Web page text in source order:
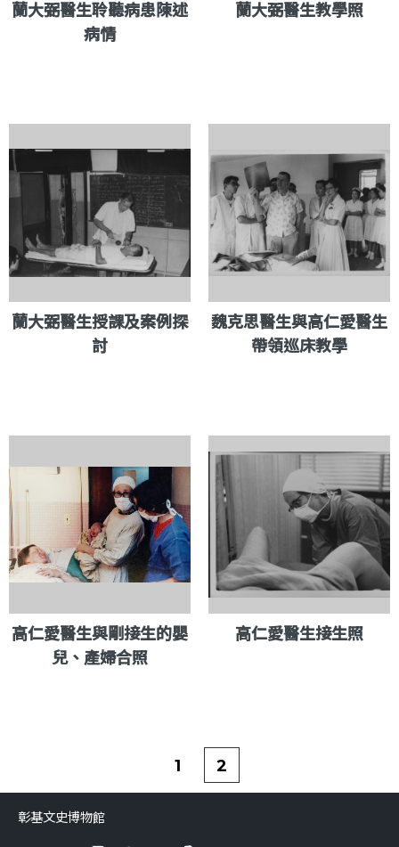
蘭大弼醫生聆聽病患陳述
病情
蘭大弼醫生教學照
蘭大弼醫生授課及案例探
討
魏克思醫生與高仁愛醫生
帶領巡床教學
高仁愛醫生與剛接生的嬰
兒、產婦合照
高仁愛醫生接生照
1 2
彰基文史博物館